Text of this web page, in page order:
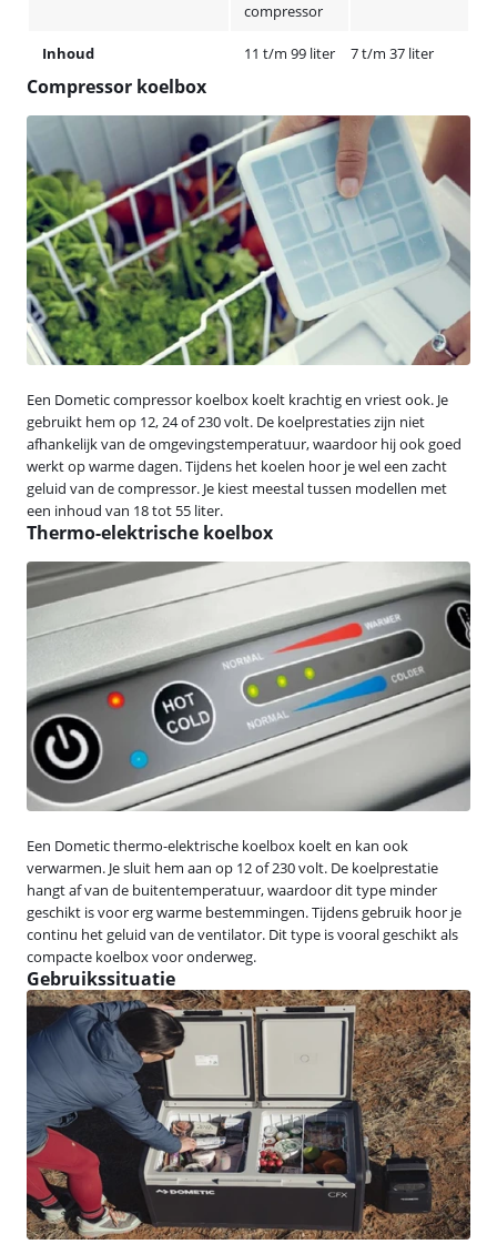
compressor
Inhoud 11 t/m 99 liter 7 t/m 37 liter
Compressor koelbox
Een Dometic compressor koelbox koelt krachtig en vriest ook. Je
gebruikt hem op 12, 24 of 230 volt. De koelprestaties zijn niet
afhankelijk van de omgevingstemperatuur, waardoor hij ook goed
werkt op warme dagen. Tijdens het koelen hoor je wel een zacht
geluid van de compressor. Je kiest meestal tussen modellen met
een inhoud van 18 tot 55 liter.
Thermo-elektrische koelbox
Een Dometic thermo-elektrische koelbox koelt en kan ook
verwarmen. Je sluit hem aan op 12 of 230 volt. De koelprestatie
hangt af van de buitentemperatuur, waardoor dit type minder
geschikt is voor erg warme bestemmingen. Tijdens gebruik hoor je
continu het geluid van de ventilator. Dit type is vooral geschikt als
compacte koelbox voor onderweg.
Gebruikssituatie